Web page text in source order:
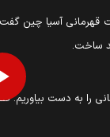
آسیا چین
ساخت.
Play